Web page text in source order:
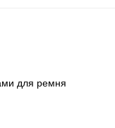
для ремня